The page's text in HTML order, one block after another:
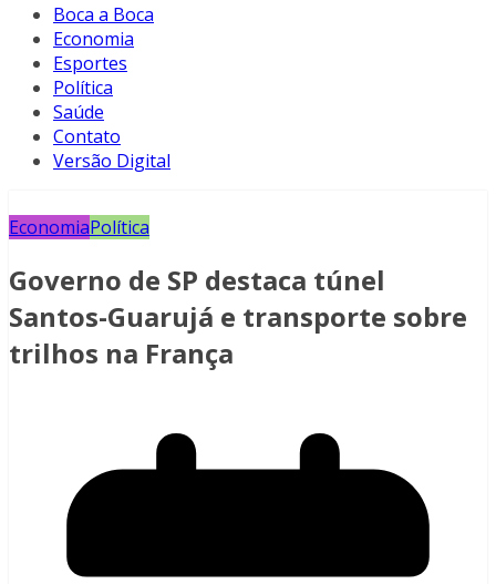
Boca a Boca
Economia
Esportes
Política
Saúde
Contato
Versão Digital
EconomiaPolítica
Governo de SP destaca túnel
Santos-Guarujá e transporte sobre
trilhos na França